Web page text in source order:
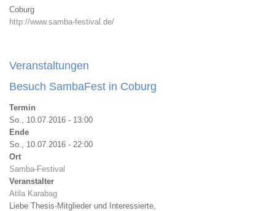
Coburg
http://www.samba-festival.de/
Veranstaltungen
Termin
So., 10.07.2016 - 13:00
Ende
So., 10.07.2016 - 22:00
Ort
Samba-Festival
Veranstalter
Atila Karabag
Liebe Thesis-Mitglieder und Interessierte,